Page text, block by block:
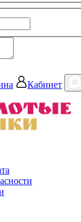
Кабинет